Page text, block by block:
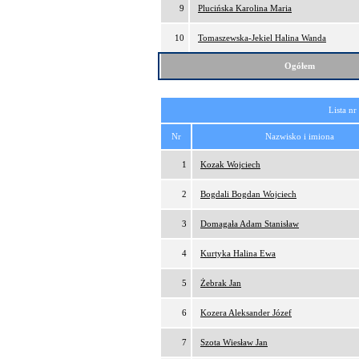
9 Plucińska Karolina Maria
10 Tomaszewska-Jekiel Halina Wanda
Ogółem
Lista
Nr Nazwisko i imiona
1 Kozak Wojciech
2 Bogdali Bogdan Wojciech
3 Domagała Adam Stanisław
4 Kurtyka Halina Ewa
5 Żebrak Jan
6 Kozera Aleksander Józef
7 Szota Wiesław Jan